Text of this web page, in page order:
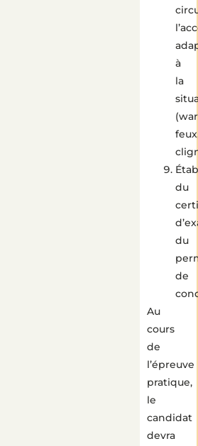
à
la
du
du
de
Au
cours
de
l’épreuve
pratique,
le
candidat
devra